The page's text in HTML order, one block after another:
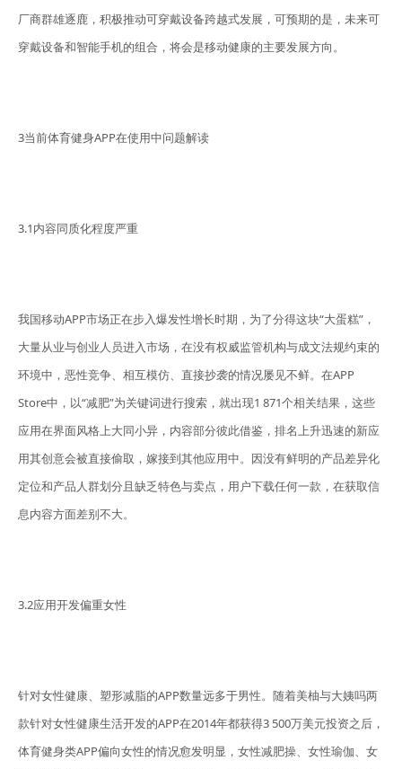
厂商群雄逐鹿，积极推动可穿戴设备跨越式发展，可预期的是，未来可
穿戴设备和智能手机的组合，将会是移动健康的主要发展方向。
3当前体育健身APP在使用中问题解读
3.1内容同质化程度严重
我国移动APP市场正在步入爆发性增长时期，为了分得这块“大蛋糕”，
大量从业与创业人员进入市场，在没有权威监管机构与成文法规约束的
环境中，恶性竞争、相互模仿、直接抄袭的情况屡见不鲜。在APP
Store中，以“减肥”为关键词进行搜索，就出现1 871个相关结果，这些
应用在界面风格上大同小异，内容部分彼此借鉴，排名上升迅速的新应
用其创意会被直接偷取，嫁接到其他应用中。因没有鲜明的产品差异化
定位和产品人群划分且缺乏特色与卖点，用户下载任何一款，在获取信
息内容方面差别不大。
3.2应用开发偏重女性
针对女性健康、塑形减脂的APP数量远多于男性。随着美柚与大姨吗两
款针对女性健康生活开发的APP在2014年都获得3 500万美元投资之后，
体育健身类APP偏向女性的情况愈发明显，女性减肥操、女性瑜伽、女